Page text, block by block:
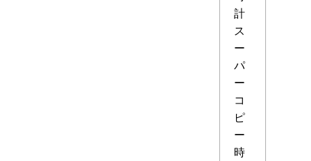
計
ス
ー
パ
ー
コ
ピ
ー
時